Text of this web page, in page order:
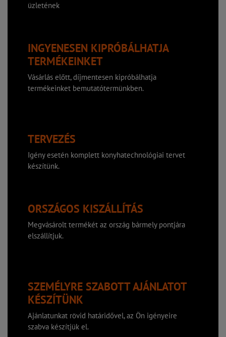
üzletének
INGYENESEN KIPRÓBÁLHATJA
TERMÉKEINKET
Vásárlás előtt, díjmentesen kipróbálhatja
termékeinket bemutatótermünkben.
TERVEZÉS
Igény esetén komplett konyhatechnológiai tervet
készítünk.
ORSZÁGOS KISZÁLLÍTÁS
Megvásárolt termékét az ország bármely pontjára
elszállítjuk.
SZEMÉLYRE SZABOTT AJÁNLATOT
KÉSZÍTÜNK
Ajánlatunkat rövid határidővel, az Ön igényeire
szabva készítjük el.